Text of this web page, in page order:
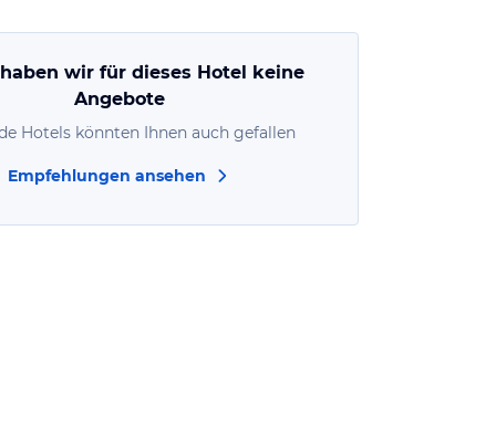
wir für dieses Hotel keine
Angebote
Hotels könnten Ihnen auch gefallen
Empfehlungen ansehen